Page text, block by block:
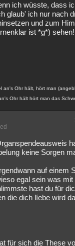
ich wüsste, dass
glaub' ich nur nach
und zum
ist *g*)
an's Ohr hält, hört man
Ohr hält hört man das
keine Sorgen
auf einem
egal sein was
hast du für
die dich líebe wird
für sich die These